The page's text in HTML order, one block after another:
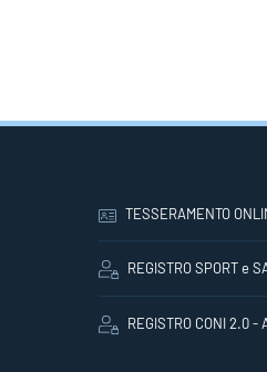
TESSERAMENTO
REGISTRO SPORT e
REGISTRO CONI 2.0 -